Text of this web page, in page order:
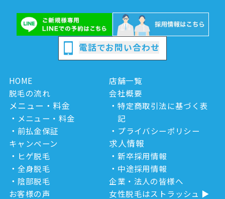
電話でお問い合わせ
HOME
脱毛の流れ
メニュー・料金
メニュー・料金
前払金保証
キャンペーン
ヒゲ脱毛
全身脱毛
陰部脱毛
お客様の声
店舗一覧
会社概要
特定商取引法に基づく表
記
プライバシーポリシー
求人情報
新卒採用情報
中途採用情報
企業・法人の皆様へ
女性脱毛はストラッシュ